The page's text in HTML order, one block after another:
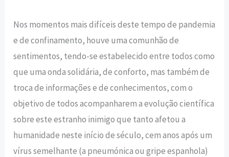
Nos momentos mais difíceis deste tempo de pandemia
e de confinamento, houve uma comunhão de
sentimentos, tendo-se estabelecido entre todos como
que uma onda solidária, de conforto, mas também de
troca de informações e de conhecimentos, com o
objetivo de todos acompanharem a evolução científica
sobre este estranho inimigo que tanto afetou a
humanidade neste início de século, cem anos após um
vírus semelhante (a pneumónica ou gripe espanhola)